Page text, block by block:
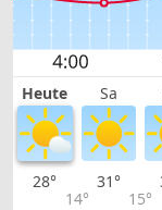
Heute Sa
28°
14°
31°
15°